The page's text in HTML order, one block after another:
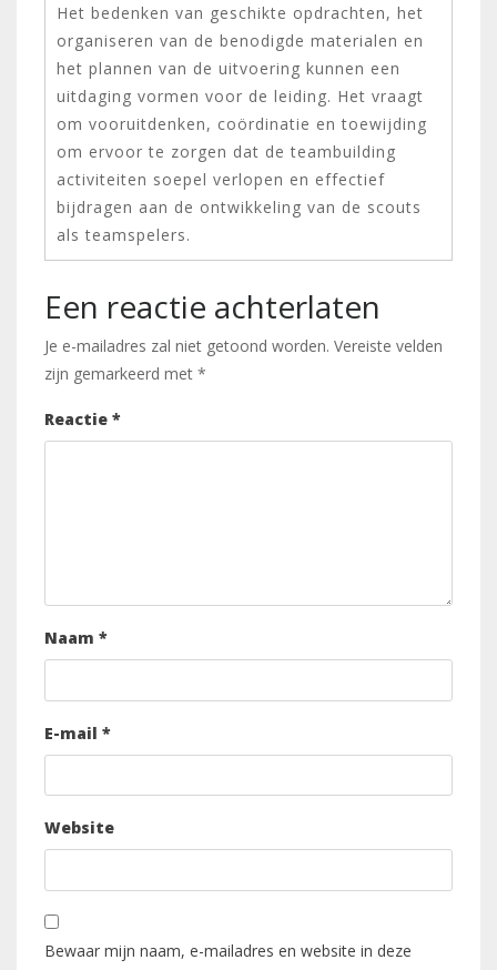
Het bedenken van geschikte opdrachten, het
organiseren van de benodigde materialen en
het plannen van de uitvoering kunnen een
uitdaging vormen voor de leiding. Het vraagt
om vooruitdenken, coördinatie en toewijding
om ervoor te zorgen dat de teambuilding
activiteiten soepel verlopen en effectief
bijdragen aan de ontwikkeling van de scouts
als teamspelers.
Een reactie achterlaten
Je e-mailadres zal niet getoond worden. Vereiste velden
zijn gemarkeerd met *
Reactie *
Naam *
E-mail *
Website
Bewaar mijn naam, e-mailadres en website in deze